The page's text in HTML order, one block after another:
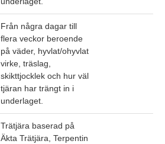
Från några dagar till
flera veckor beroende
på väder, hyvlat/ohyvlat
virke, träslag,
skikttjocklek och hur väl
tjäran har trängt in i
underlaget.
Trätjära baserad på
Äkta Trätjära, Terpentin